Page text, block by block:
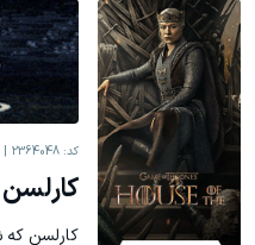
کد: 2364048
کارلسن که
میدونستی میتونی از
ثبت